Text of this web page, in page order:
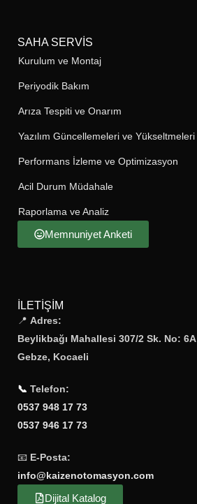
SAHA SERVIS
Kurulum ve Montaj
Periyodik Bakım
Arıza Tespiti ve Onarım
Yazılım Güncellemeleri ve Yükseltmeleri
Performans İzleme ve Optimizasyon
Acil Durum Müdahale
Raporlama ve Analiz
Memnuniyet Anketi
İLETIŞIM
📍 Adres:
Beylikbağı Mahallesi 307/2 Sk. No: 6A
Gebze, Kocaeli
📞 Telefon:
0537 948 17 73
0537 946 17 73
📧 E-Posta:
info@kaizenotomasyon.com
Dijital Katalog